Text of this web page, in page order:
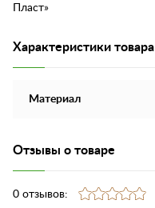
Пласт»
Характеристики товара
Материал
Отзывы о товаре
0 отзывов: